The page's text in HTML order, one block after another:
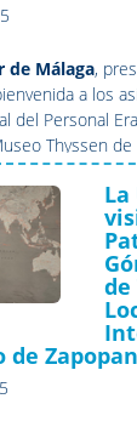
de Málaga,
a los
del Personal
Thyssen de
de
Zapopan